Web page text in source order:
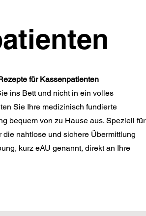
für Kassenpatienten
ins Bett und nicht in ein volles
Sie Ihre medizinisch fundierte
bequem von zu Hause aus. Speziell für
nahtlose und sichere Übermittlung
kurz eAU genannt, direkt an Ihre